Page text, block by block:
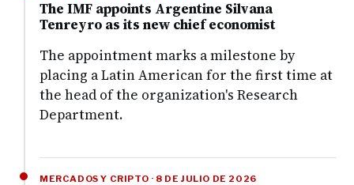
The IMF appoints Argentine Silvana
Tenreyro as its new chief economist
The appointment marks a milestone by
placing a Latin American for the first time at
the head of the organization's Research
Department.
MERCADOS Y CRIPTO · 8 DE JULIO DE 2026